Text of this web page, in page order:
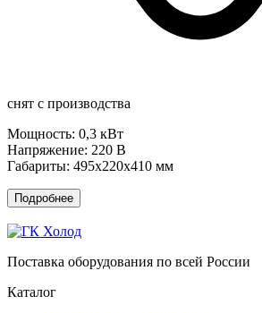
снят с производства
Мощность: 0,3 кВт
Напряжение: 220 В
Габариты: 495х220х410 мм
Подробнее
Поставка оборудования по всей России
Каталог